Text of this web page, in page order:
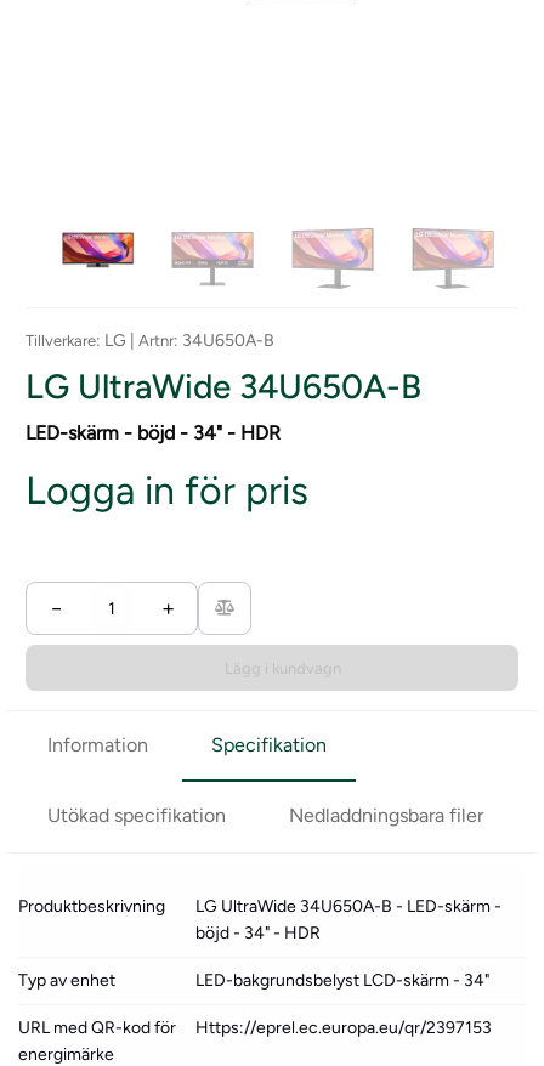
Tillverkare: LG | Artnr: 34U650A-B
LG UltraWide 34U650A-B
LED-skärm - böjd - 34" - HDR
Logga in för pris
− +
Lägg i kundvagn
Information Specifikation
Utökad specifikation Nedladdningsbara filer
Produktbeskrivning
LG UltraWide 34U650A-B - LED-skärm -
böjd - 34" - HDR
Typ av enhet LED-bakgrundsbelyst LCD-skärm - 34"
URL med QR-kod för
energimärke
Https://eprel.ec.europa.eu/qr/2397153